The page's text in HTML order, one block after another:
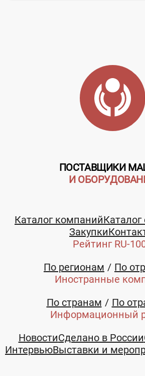
ПОСТАВЩИКИ
И
Каталог компанийКаталог
Закупки
Рейтинг RU-
По регионам
По
Иностранные
По странам
По
Информационный
НовостиСделано в России
ИнтервьюВыставки и